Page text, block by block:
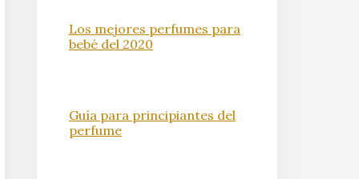
Los mejores perfumes para
bebé del 2020
Guía para principiantes del
perfume